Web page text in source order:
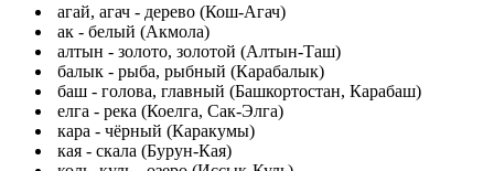
агай, агач - дерево (Кош-Агач)
ак - белый (Акмола)
алтын - золото, золотой (Алтын-Таш)
балык - рыба, рыбный (Карабалык)
баш - голова, главный (Башкортостан, Карабаш)
елга - река (Коелга, Сак-Элга)
кара - чёрный (Каракумы)
кая - скала (Бурун-Кая)